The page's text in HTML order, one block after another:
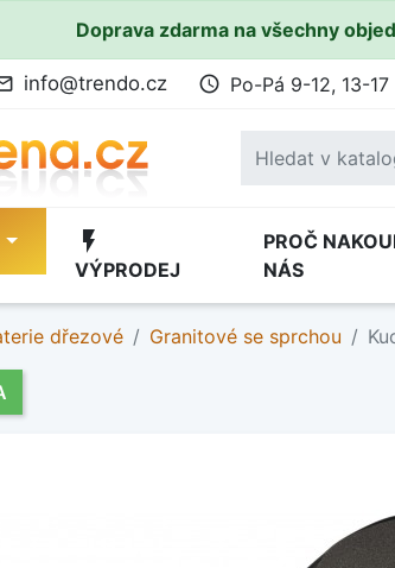
Doprava zdarma na všechny
info@trendo.cz access_time Po-Pá 9-12, 13-17
flash_on
VÝPRODEJ
PROČ
NÁS
dřezové Granitové se sprchou